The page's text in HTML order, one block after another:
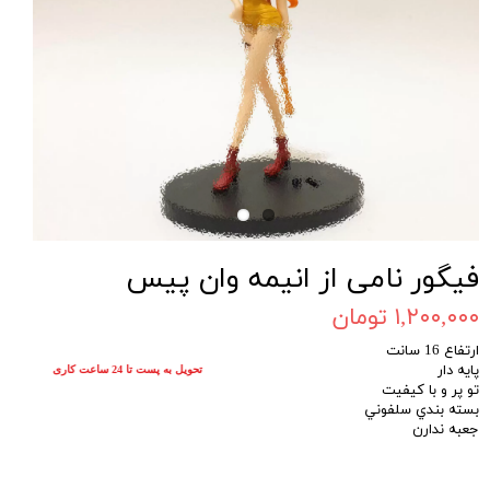
فیگور نامی از انیمه وان پیس
۱,۲۰۰,۰۰۰ تومان
ارتفاع 16 سانت
پایه دار
تو پر و با كيفيت
بسته بندي سلفوني
جعبه ندارن
تحویل به پست تا 24 ساعت کاری